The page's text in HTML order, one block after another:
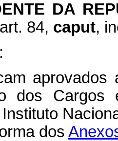
DA
84, caput,
:
aprovados
dos
dos